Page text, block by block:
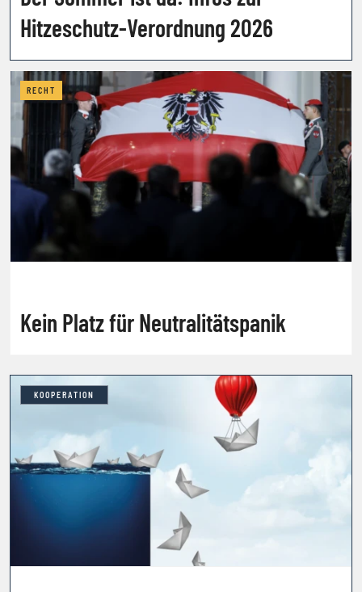
Hitzeschutz-Verordnung 2026
RECHT
Kein Platz für Neutralitätspanik
KOOPERATION